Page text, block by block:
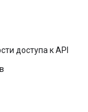
доступа к API